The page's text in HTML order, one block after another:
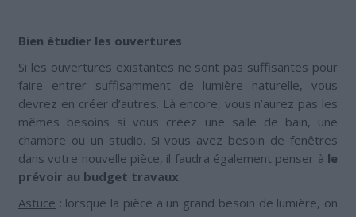
Bien étudier les ouvertures
Si les ouvertures existantes ne sont pas suffisantes pour
faire entrer suffisamment de lumière naturelle, vous
devrez en créer d’autres. Là encore, vous n’aurez pas les
mêmes besoins si vous créez une salle de bain, une
chambre ou un studio. Si vous avez besoin de fenêtres
dans votre nouvelle pièce, il faudra également penser à le
prévoir au budget travaux.
Astuce : lorsque la pièce a un grand besoin de lumière, on